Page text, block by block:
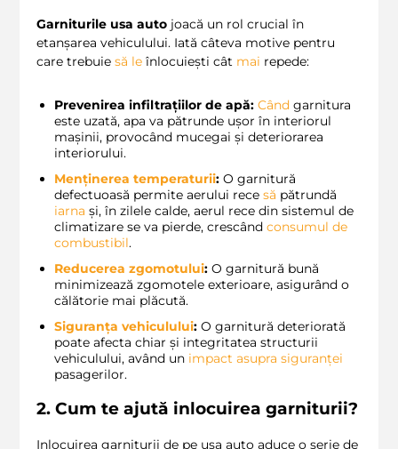
Garniturile usa auto joacă un rol crucial în
etanșarea vehiculului. Iată câteva motive pentru
care trebuie să le înlocuiești cât mai repede:
Prevenirea infiltrațiilor de apă: Când garnitura
este uzată, apa va pătrunde ușor în interiorul
mașinii, provocând mucegai și deteriorarea
interiorului.
Menținerea temperaturii: O garnitură
defectuoasă permite aerului rece să pătrundă
iarna și, în zilele calde, aerul rece din sistemul de
climatizare se va pierde, crescând consumul de
combustibil.
Reducerea zgomotului: O garnitură bună
minimizează zgomotele exterioare, asigurând o
călătorie mai plăcută.
Siguranța vehiculului: O garnitură deteriorată
poate afecta chiar și integritatea structurii
vehiculului, având un impact asupra siguranței
pasagerilor.
2. Cum te ajută inlocuirea garniturii?
Inlocuirea garniturii de pe usa auto aduce o serie de